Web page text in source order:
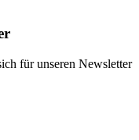
für unseren Newsletter